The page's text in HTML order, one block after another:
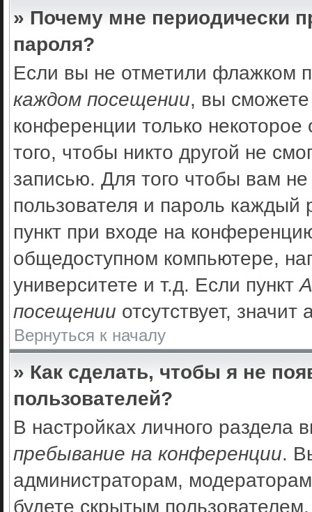
» Почему мне периодически
пароля?
Если вы не отметили флажком
каждом посещении, вы
конференции только
того, чтобы никто другой не
записью. Для того чтобы вам
пользователя и пароль
пункт при входе на
общедоступном компьютере,
университете и т.д. Если пункт
посещении отсутствует,
Вернуться к началу
» Как сделать, чтобы я не
пользователей?
В настройках личного раздела
пребывание на конференции.
администраторам,
будете скрытым пользователем.